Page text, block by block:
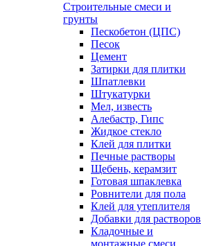
Строительные смеси и
грунты
Пескобетон (ЦПС)
Песок
Цемент
Затирки для плитки
Шпатлевки
Штукатурки
Мел, известь
Алебастр, Гипс
Жидкое стекло
Клей для плитки
Печные растворы
Щебень, керамзит
Готовая шпаклевка
Ровнители для пола
Клей для утеплителя
Добавки для растворов
Кладочные и
монтажные смеси